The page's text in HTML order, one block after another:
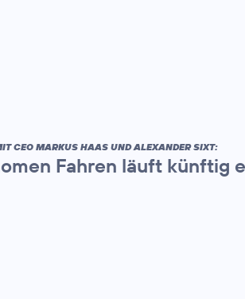
CEO MARKUS HAAS UND ALEXANDER SIXT:
Fahren läuft künftig